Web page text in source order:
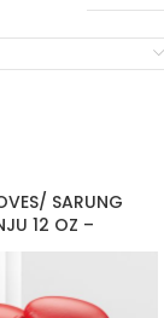
SARUNG
12 OZ –